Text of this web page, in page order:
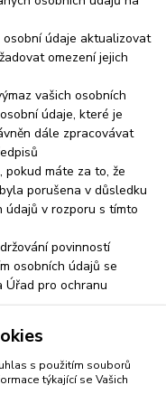
údaje aktualizovat
omezení jejich
vašich osobních
údaje, které je
dále zpracovávat
pokud máte za to, že
porušena v důsledku
údajů v rozporu s tímto
povinností
osobních údajů se
Úřad pro ochranu
s použitím souborů
týkající se Vašich